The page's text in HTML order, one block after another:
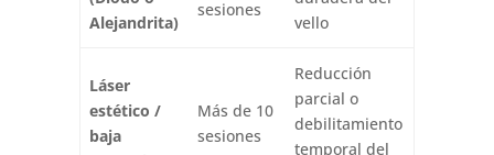
Alejandrita)
sesiones
vello
Láser
estético /
baja
Más de 10
sesiones
Reducción
parcial o
debilitamiento
temporal del